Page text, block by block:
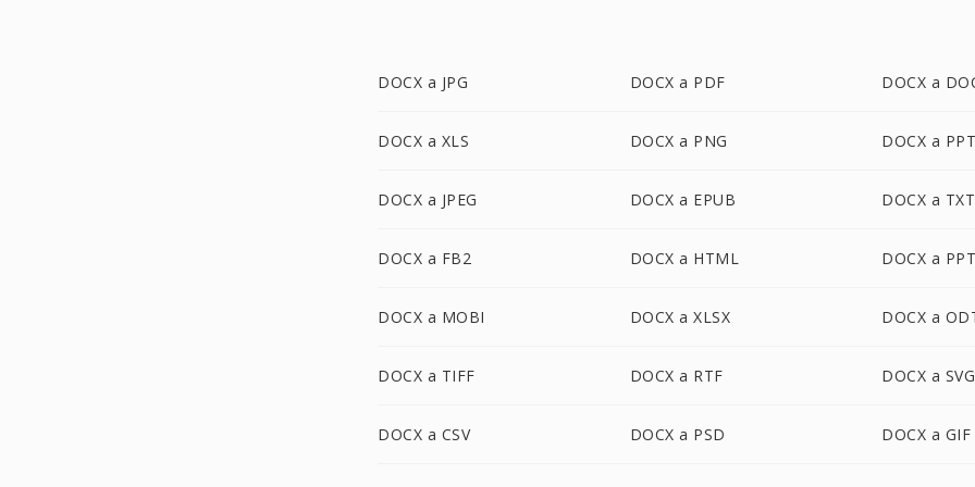
DOCX a JPG DOCX a PDF DOCX a
DOCX a XLS DOCX a PNG DOCX a PPT
DOCX a JPEG DOCX a EPUB DOCX a TXT
DOCX a FB2 DOCX a HTML DOCX a
DOCX a MOBI DOCX a XLSX DOCX a
DOCX a TIFF DOCX a RTF DOCX a SVG
DOCX a CSV DOCX a PSD DOCX a GIF